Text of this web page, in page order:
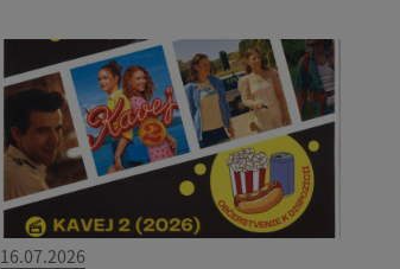
16.07.2026